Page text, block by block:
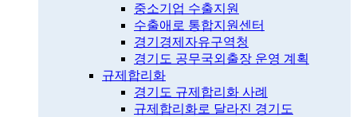
중소기업 수출지원
수출애로 통합지원센터
경기경제자유구역청
경기도 공무국외출장 운영 계획
규제합리화
경기도 규제합리화 사례
규제합리화로 달라진 경기도